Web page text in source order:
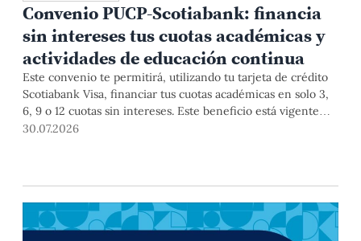
Convenio PUCP-Scotiabank: financia
sin intereses tus cuotas académicas y
actividades de educación continua
Este convenio te permitirá, utilizando tu tarjeta de crédito
Scotiabank Visa, financiar tus cuotas académicas en solo 3,
6, 9 o 12 cuotas sin intereses. Este beneficio está vigente
hasta el 31 de diciembre de 2026, y aplica para pagos de
30.07.2026